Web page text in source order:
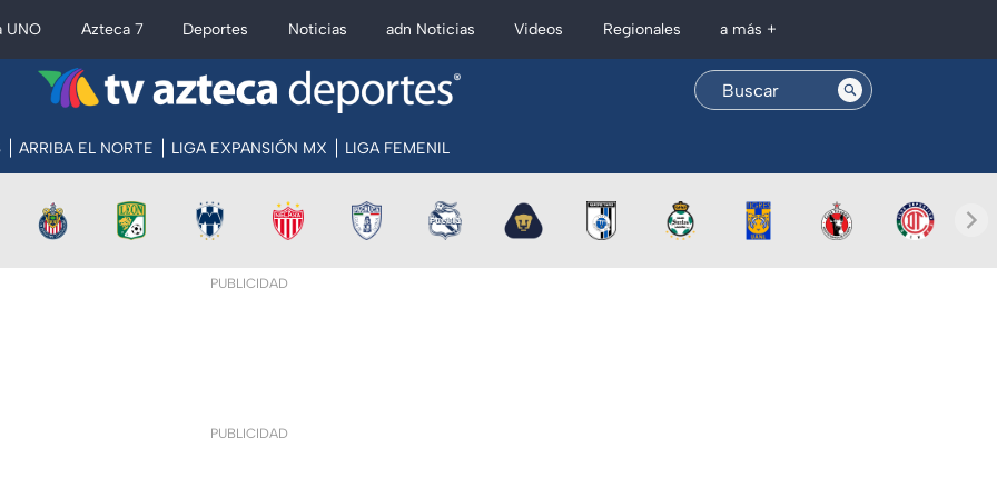
UNO Azteca 7 Deportes Noticias adn Noticias Videos Regionales a más +
ARRIBA EL NORTE LIGA EXPANSIÓN MX LIGA FEMENIL
PUBLICIDAD
PUBLICIDAD